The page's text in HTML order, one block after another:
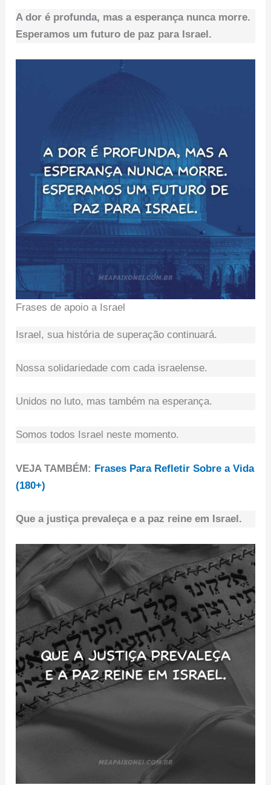
A dor é profunda, mas a esperança nunca morre.
Esperamos um futuro de paz para Israel.
Frases de apoio a Israel
Israel, sua história de superação continuará.
Nossa solidariedade com cada israelense.
Unidos no luto, mas também na esperança.
Somos todos Israel neste momento.
VEJA TAMBÉM: Frases Para Refletir Sobre a Vida
(180+)
Que a justiça prevaleça e a paz reine em Israel.